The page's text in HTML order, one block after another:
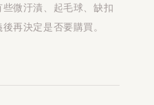
微汙漬、起毛球、缺扣
再決定是否要購買。